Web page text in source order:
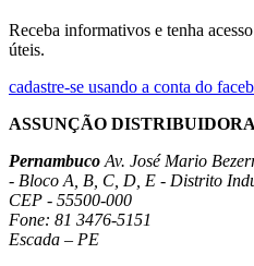
Receba informativos e tenha
úteis.
cadastre-se usando a conta do
ASSUNÇÃO
Pernambuco Av. José Mario
- Bloco A, B, C, D, E - Distrito
CEP - 55500-000
Fone: 81 3476-5151
Escada – PE